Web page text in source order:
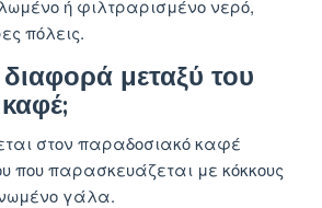
ή φιλτραρισμένο νερό,
πόλεις.
διαφορά μεταξύ του
στον παραδοσιακό καφέ
που παρασκευάζεται με κόκκους
γάλα.